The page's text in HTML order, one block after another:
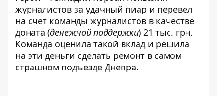
журналистов за удачный пиар и перевел
на счет команды журналистов в качестве
доната (денежной поддержки) 21 тыс. грн.
Команда оценила такой вклад и решила
на эти деньги сделать ремонт в самом
страшном подъезде Днепра.